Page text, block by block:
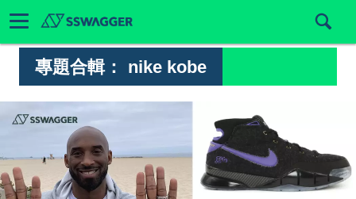
專題合輯： nike kobe